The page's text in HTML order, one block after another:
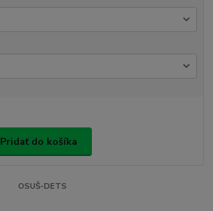
Pridať do košíka
OSUŠ-DETS